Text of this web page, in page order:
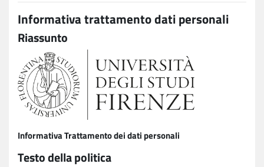
Informativa trattamento dati personali
Riassunto
Informativa Trattamento dei dati personali
Testo della politica